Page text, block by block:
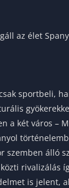
az élet
sportbeli,
a két város –
szemben álló
rivalizálás
is jelent,